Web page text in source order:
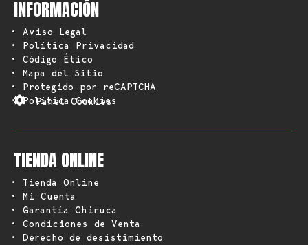
INFORMACIÓN
• Aviso Legal
• Política Privacidad
• Código Ético
• Mapa del Sitio
• Protegido por reCAPTCHA
• Política Cookies
Panel Cookies
TIENDA ONLINE
• Tienda Online
• Mi Cuenta
• Garantía Chiruca
• Condiciones de Venta
• Derecho de desistimiento